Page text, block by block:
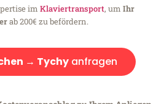
im Klaviertransport, um Ihr
ab 200€ zu befördern.
→ Tychy anfragen